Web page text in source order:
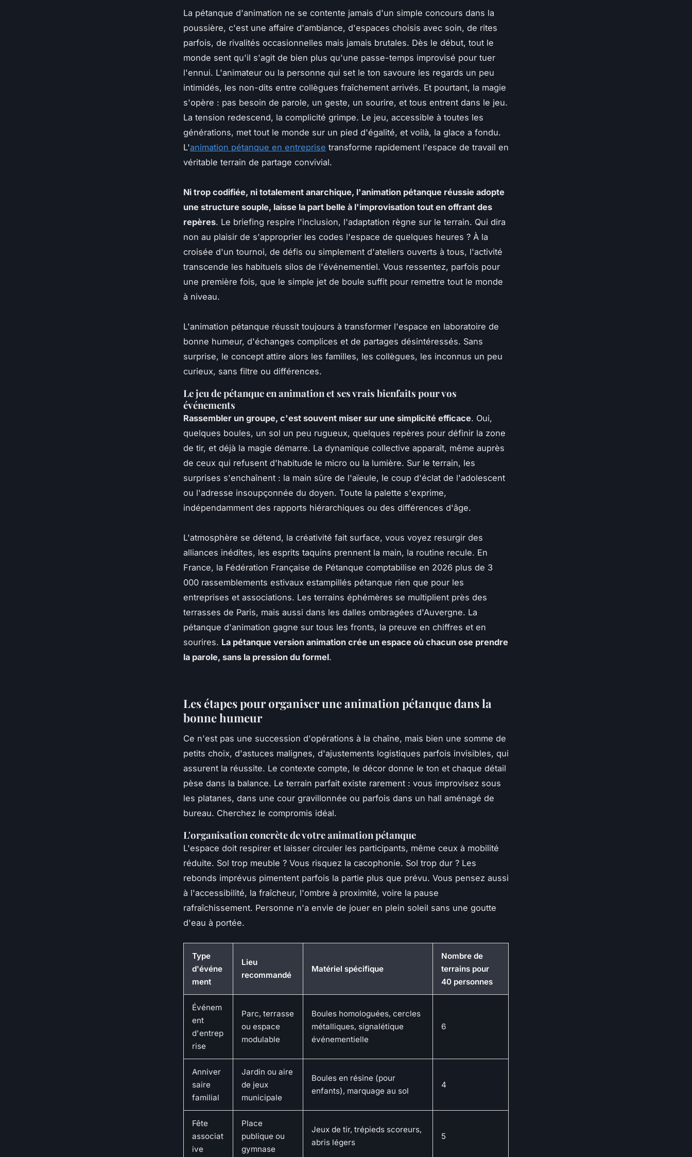
La pétanque d'animation ne se contente jamais d'un simple concours dans la
poussière, c'est une affaire d'ambiance, d'espaces choisis avec soin, de rites
parfois, de rivalités occasionnelles mais jamais brutales. Dès le début, tout le
monde sent qu'il s'agit de bien plus qu'une passe-temps improvisé pour tuer
l'ennui. L'animateur ou la personne qui set le ton savoure les regards un peu
intimidés, les non-dits entre collègues fraîchement arrivés. Et pourtant, la magie
s'opère : pas besoin de parole, un geste, un sourire, et tous entrent dans le jeu.
La tension redescend, la complicité grimpe. Le jeu, accessible à toutes les
générations, met tout le monde sur un pied d'égalité, et voilà, la glace a fondu.
L'animation pétanque en entreprise transforme rapidement l'espace de travail en
véritable terrain de partage convivial.
Ni trop codifiée, ni totalement anarchique, l'animation pétanque réussie adopte
une structure souple, laisse la part belle à l'improvisation tout en offrant des
repères. Le briefing respire l'inclusion, l'adaptation règne sur le terrain. Qui dira
non au plaisir de s'approprier les codes l'espace de quelques heures ? À la
croisée d'un tournoi, de défis ou simplement d'ateliers ouverts à tous, l'activité
transcende les habituels silos de l'événementiel. Vous ressentez, parfois pour
une première fois, que le simple jet de boule suffit pour remettre tout le monde
à niveau.
L'animation pétanque réussit toujours à transformer l'espace en laboratoire de
bonne humeur, d'échanges complices et de partages désintéressés. Sans
surprise, le concept attire alors les familles, les collègues, les inconnus un peu
curieux, sans filtre ou différences.
Le jeu de pétanque en animation et ses vrais bienfaits pour vos
événements
Rassembler un groupe, c'est souvent miser sur une simplicité efficace. Oui,
quelques boules, un sol un peu rugueux, quelques repères pour définir la zone
de tir, et déjà la magie démarre. La dynamique collective apparaît, même auprès
de ceux qui refusent d'habitude le micro ou la lumière. Sur le terrain, les
surprises s'enchaînent : la main sûre de l'aïeule, le coup d'éclat de l'adolescent
ou l'adresse insoupçonnée du doyen. Toute la palette s'exprime,
indépendamment des rapports hiérarchiques ou des différences d'âge.
L'atmosphère se détend, la créativité fait surface, vous voyez resurgir des
alliances inédites, les esprits taquins prennent la main, la routine recule. En
France, la Fédération Française de Pétanque comptabilise en 2026 plus de 3
000 rassemblements estivaux estampillés pétanque rien que pour les
entreprises et associations. Les terrains éphémères se multiplient près des
terrasses de Paris, mais aussi dans les dalles ombragées d'Auvergne. La
pétanque d'animation gagne sur tous les fronts, la preuve en chiffres et en
sourires. La pétanque version animation crée un espace où chacun ose prendre
la parole, sans la pression du formel.
Les étapes pour organiser une animation pétanque dans la
bonne humeur
Ce n'est pas une succession d'opérations à la chaîne, mais bien une somme de
petits choix, d'astuces malignes, d'ajustements logistiques parfois invisibles, qui
assurent la réussite. Le contexte compte, le décor donne le ton et chaque détail
pèse dans la balance. Le terrain parfait existe rarement : vous improvisez sous
les platanes, dans une cour gravillonnée ou parfois dans un hall aménagé de
bureau. Cherchez le compromis idéal.
L'organisation concrète de votre animation pétanque
L'espace doit respirer et laisser circuler les participants, même ceux à mobilité
réduite. Sol trop meuble ? Vous risquez la cacophonie. Sol trop dur ? Les
rebonds imprévus pimentent parfois la partie plus que prévu. Vous pensez aussi
à l'accessibilité, la fraîcheur, l'ombre à proximité, voire la pause
rafraîchissement. Personne n'a envie de jouer en plein soleil sans une goutte
d'eau à portée.
Type
d'événe
ment
Lieu
recommandé
Matériel spécifique
Nombre de
terrains pour
40 personnes
Événem
ent
d'entrep
rise
Parc, terrasse
ou espace
modulable
Boules homologuées, cercles
métalliques, signalétique
événementielle
6
Anniver
saire
familial
Jardin ou aire
de jeux
municipale
Boules en résine (pour
enfants), marquage au sol
4
Fête
associat
ive
Place
publique ou
gymnase
Jeux de tir, trépieds scoreurs,
abris légers
5